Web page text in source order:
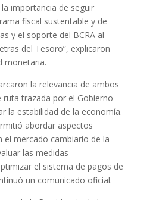
importancia de seguir
fiscal sustentable y de
y el soporte del BCRA al
del Tesoro”, explicaron
monetaria.
la relevancia de ambos
trazada por el Gobierno
la estabilidad de la economía.
abordar aspectos
el mercado cambiario de la
las medidas
el sistema de pagos de
un comunicado oficial.